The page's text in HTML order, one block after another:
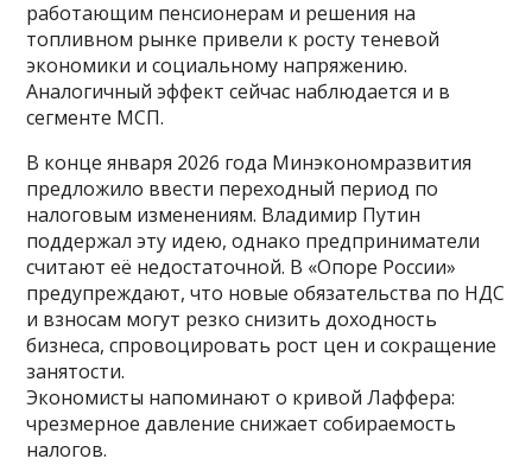
работающим пенсионерам и решения на
топливном рынке привели к росту теневой
экономики и социальному напряжению.
Аналогичный эффект сейчас наблюдается и в
сегменте МСП.
В конце января 2026 года Минэкономразвития
предложило ввести переходный период по
налоговым изменениям. Владимир Путин
поддержал эту идею, однако предприниматели
считают её недостаточной. В «Опоре России»
предупреждают, что новые обязательства по НДС
и взносам могут резко снизить доходность
бизнеса, спровоцировать рост цен и сокращение
занятости.
Экономисты напоминают о кривой Лаффера:
чрезмерное давление снижает собираемость
налогов.